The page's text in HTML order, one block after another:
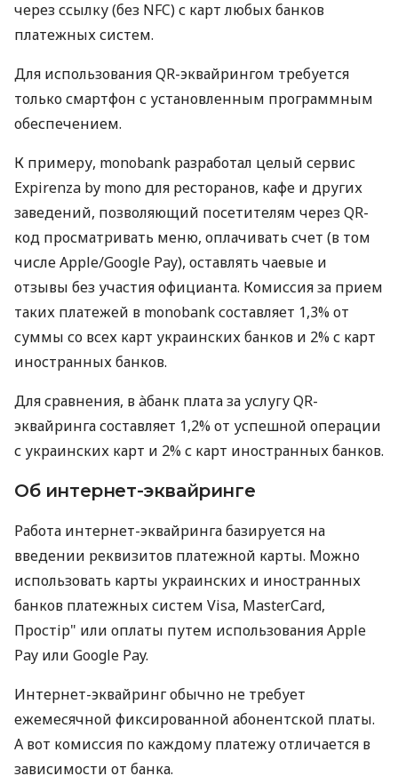
через ссылку (без NFC) с карт любых банков
платежных систем.
Для использования QR-эквайрингом требуется
только смартфон с установленным программным
обеспечением.
К примеру, monobank разработал целый сервис
Expirenza by mono для ресторанов, кафе и других
заведений, позволяющий посетителям через QR-
код просматривать меню, оплачивать счет (в том
числе Apple/Google Pay), оставлять чаевые и
отзывы без участия официанта. Комиссия за прием
таких платежей в monobank составляет 1,3% от
суммы со всех карт украинских банков и 2% с карт
иностранных банков.
Для сравнения, в àбанк плата за услугу QR-
эквайринга составляет 1,2% от успешной операции
с украинских карт и 2% с карт иностранных банков.
Об интернет-эквайринге
Работа интернет-эквайринга базируется на
введении реквизитов платежной карты. Можно
использовать карты украинских и иностранных
банков платежных систем Visa, MasterCard,
Простір" или оплаты путем использования Apple
Pay или Google Pay.
Интернет-эквайринг обычно не требует
ежемесячной фиксированной абонентской платы.
А вот комиссия по каждому платежу отличается в
зависимости от банка.